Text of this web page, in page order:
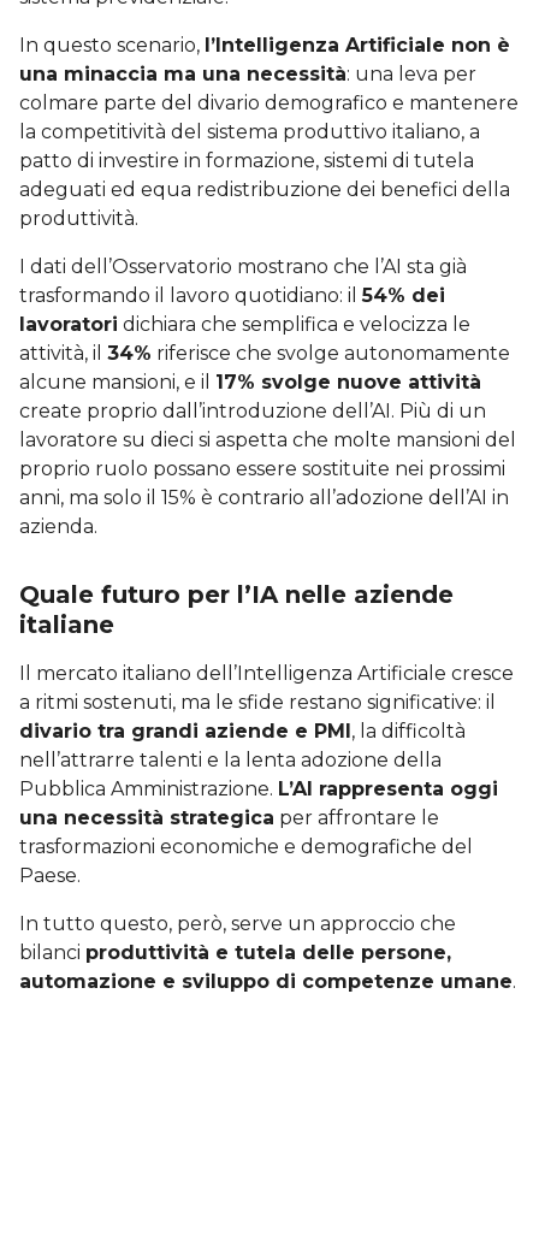
In questo scenario, l’Intelligenza Artificiale non è
una minaccia ma una necessità: una leva per
colmare parte del divario demografico e mantenere
la competitività del sistema produttivo italiano, a
patto di investire in formazione, sistemi di tutela
adeguati ed equa redistribuzione dei benefici della
produttività.
I dati dell’Osservatorio mostrano che l’AI sta già
trasformando il lavoro quotidiano: il54% dei
lavoratori dichiara che semplifica e velocizza le
attività, il 34% riferisce che svolge autonomamente
alcune mansioni, e il 17% svolge nuove attività
create proprio dall’introduzione dell’AI. Più di un
lavoratore su dieci si aspetta che molte mansioni del
proprio ruolo possano essere sostituite nei prossimi
anni, ma solo il 15% è contrario all’adozione dell’AI in
azienda.
Quale futuro per l’IA nelle aziende
italiane
Il mercato italiano dell’Intelligenza Artificiale cresce
a ritmi sostenuti, ma le sfide restano significative: il
divario tra grandi aziende e PMI, la difficoltà
nell’attrarre talenti e la lenta adozione della
Pubblica Amministrazione. L’AI rappresenta oggi
una necessità strategica per affrontare le
trasformazioni economiche e demografiche del
Paese.
In tutto questo, però, serve un approccio che
bilanci produttività e tutela delle persone,
automazione e sviluppo di competenze umane.